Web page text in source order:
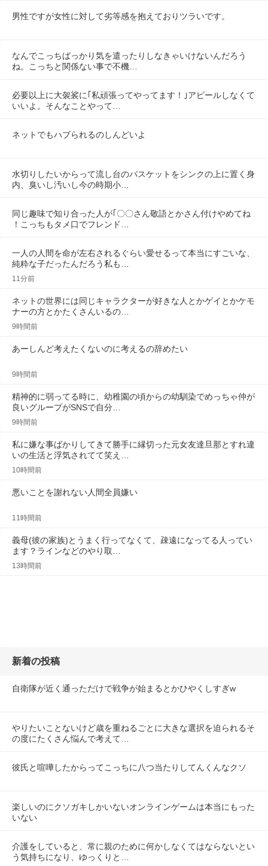
男性ですが女性に対して劣等感を抱えておりツラいです。
なんでこっちばっかり気を遣ったりしなきゃいけないんだろう
ね。こっちと関係ない事で不機…
必要以上に大袈裟に｢私頑張ってやってます！｣アピールしなくて
いいよ。そんなことやって…
ネットでもハブられるのしんどいよ
水切りしたいからって流し台のバスケットをシンクの上に置く身
内、臭いし汚いし今の時期小…
同じ趣味で知り合った人が｢〇〇さん敬語とかさん付けやめてね
！こっちもタメ口でフレンド…
一人の人間を命が左右されるぐらい愛せるって本当にすごいな、
純粋な子だったんだろう私も…
11分前
ネットの世界には同じキャラクターが好きな人とかゲイとかケモ
ナーの方とかたくさんいるの…
9時間前
あーしんど考えたくないのに考えるの辞めたい
9時間前
精神的に弱ってる時に、幼稚園の頃からの幼馴染でめっちゃ仲が
良いグループがSNSで自分…
9時間前
私に嫌な事ばかりしてきて勝手に縁切った元女友達旦那とすれ違
いの生活と浮気されてて笑え…
10時間前
悪いことを謝れない人間全員嫌い
11時間前
義母(彼の家族)とうまく行ってなくて、疎遠になってる人ってい
ます？ラインなどのやり取…
13時間前
新着の投稿
自衛隊が近く通っただけで戦争が始まるとかひやくしすぎw
やりたいことないけど歳を重ねるごとに大きな選択を迫られるそ
の度にたくさん悩んで考えて…
彼氏と喧嘩したからってこっちに八つ当たりしてんくんなクソ
楽しいのにクソガキしかいないオンラインゲームは本当にもった
いない
介護をしていると、常に親のために何かしなくてはならないとい
う気持ちになり、ゆっくりと…